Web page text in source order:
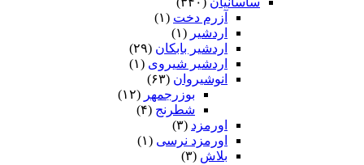
آزرم دخت (۱)
اردشیر (۱)
اردشیر بابکان (۲۹)
اردشیر شیروی (۱)
انوشیروان (۶۳)
بوزرجمهر (۱۲)
شطرنج (۴)
اورمزد (۳)
اورمزد نرسى‏ (۱)
بلاش (۳)